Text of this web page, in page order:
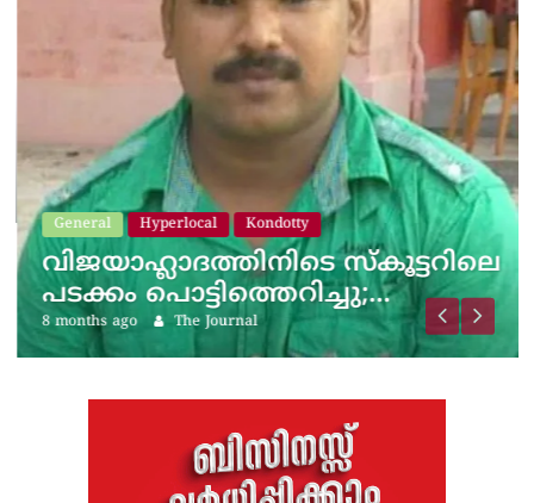
General Hyperlocal Kondotty
വിജയാഹ്ലാദത്തിനിടെ സ്കൂട്ടറിലെ
പടക്കം പൊട്ടിത്തെറിച്ചു;…
8 months ago The Journal